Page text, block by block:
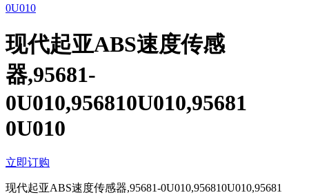
现代起亚ABS速度传感
器,95681-
0U010,956810U010,95681
0U010
立即订购
现代起亚ABS速度传感器,95681-0U010,956810U010,95681